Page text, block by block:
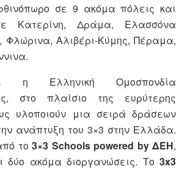
σε 9 ακόμα πόλεις και
Κατερίνη, Δράμα, Ελασσόνα
Φλώρινα, Αλιβέρι-Κύμης, Πέραμα,
Ελληνική Ομοσπονδία
στο πλαίσιο της ευρύτερης
υλοποιούν μια σειρά δράσεων
ανάπτυξη του 3×3 στην Ελλάδα.
το3×3 Schools powered by ΔΕΗ,
δύο ακόμα διοργανώσεις. Το 3x3